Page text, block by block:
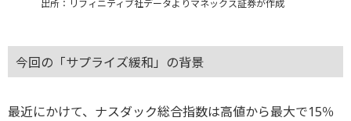
出所：リフィニティブ社データよりマネックス証券が作成
今回の「サプライズ緩和」の背景
最近にかけて、ナスダック総合指数は高値から最大で15％